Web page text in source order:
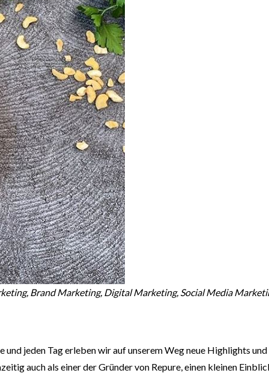
Brand Marketing, Digital Marketing, Social Media
jeden Tag erleben wir auf unserem Weg neue Highlights
auch als einer der Gründer von Repure, einen kleinen